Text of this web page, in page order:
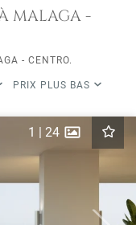
MALAGA -
- CENTRO.
PRIX PLUS BAS
1 | 24